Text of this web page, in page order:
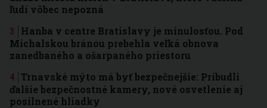
ľudí vôbec nepozná
Hanba v centre Bratislavy je minulosťou. Pod
Michalskou bránou prebehla veľká obnova
zanedbaného a ošarpaného priestoru
Trnavské mýto má byť bezpečnejšie: Pribudli
ďalšie bezpečnostné kamery, nové osvetlenie aj
posilnené hliadky